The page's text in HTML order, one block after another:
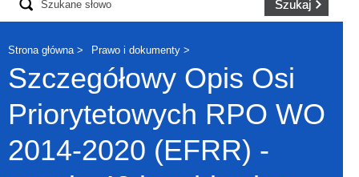
Strona główna Prawo i dokumenty
Szczegółowy Opis Osi
Priorytetowych RPO WO
2014-2020 (EFRR) -